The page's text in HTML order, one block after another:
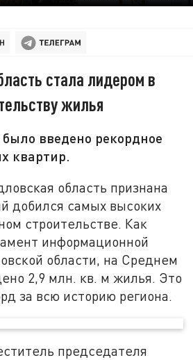
стала лидером в
жилья
введено рекордное
квартир.
область признана
добился самых высоких
строительстве. Как
информационной
области, на Среднем
2,9 млн. кв. м жилья. Это
за всю историю региона.
председателя